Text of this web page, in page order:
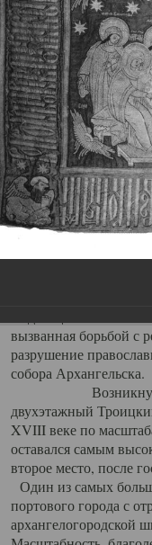
Главная Галерея
Свято-
Свято-Троицкий
23.12.2015
Сегодня мы можем
пострадал от
выдающихся
вызванная борьбой с
разрушение
собора Архангельска.
Возникнув в
двухэтажный
XVIII веке по
оставался самым
второе место, после
Один из самых
портового города с
архангелогородской